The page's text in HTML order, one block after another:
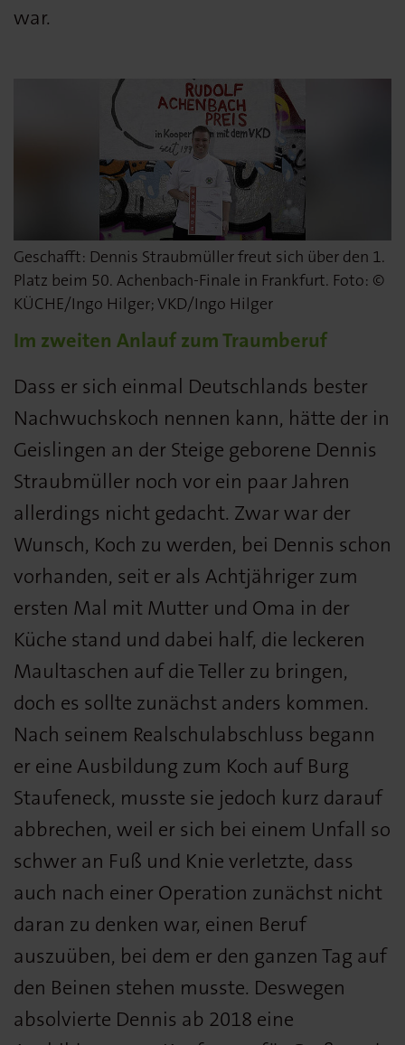
war.
Geschafft: Dennis Straubmüller freut sich über den 1.
Platz beim 50. Achenbach-Finale in Frankfurt. Foto: ©
KÜCHE/Ingo Hilger; VKD/Ingo Hilger
Im zweiten Anlauf zum Traumberuf
Dass er sich einmal Deutschlands bester
Nachwuchskoch nennen kann, hätte der in
Geislingen an der Steige geborene Dennis
Straubmüller noch vor ein paar Jahren
allerdings nicht gedacht. Zwar war der
Wunsch, Koch zu werden, bei Dennis schon
vorhanden, seit er als Achtjähriger zum
ersten Mal mit Mutter und Oma in der
Küche stand und dabei half, die leckeren
Maultaschen auf die Teller zu bringen,
doch es sollte zunächst anders kommen.
Nach seinem Realschulabschluss begann
er eine Ausbildung zum Koch auf Burg
Staufeneck, musste sie jedoch kurz darauf
abbrechen, weil er sich bei einem Unfall so
schwer an Fuß und Knie verletzte, dass
auch nach einer Operation zunächst nicht
daran zu denken war, einen Beruf
auszuüben, bei dem er den ganzen Tag auf
den Beinen stehen musste. Deswegen
absolvierte Dennis ab 2018 eine